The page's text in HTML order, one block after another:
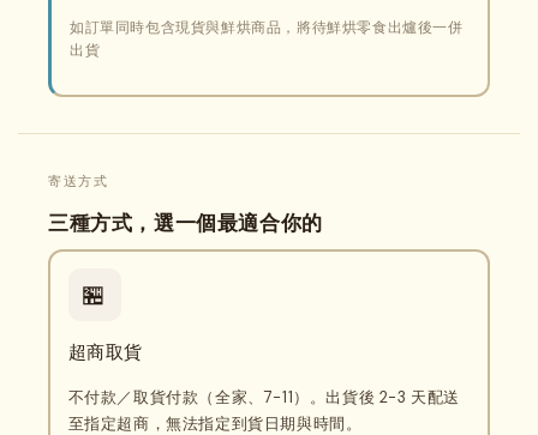
如訂單同時包含現貨與鮮烘商品，將待鮮烘零食出爐後一併
出貨
寄送方式
三種方式，選一個最適合你的
🏪
超商取貨
不付款／取貨付款（全家、7-11）。出貨後 2-3 天配送
至指定超商，無法指定到貨日期與時間。